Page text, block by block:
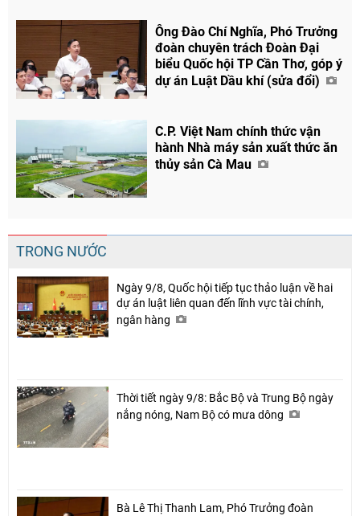
Ông Đào Chí Nghĩa, Phó Trưởng
đoàn chuyên trách Đoàn Đại
biểu Quốc hội TP Cần Thơ, góp ý
dự án Luật Dầu khí (sửa đổi)
C.P. Việt Nam chính thức vận
hành Nhà máy sản xuất thức ăn
thủy sản Cà Mau
TRONG NƯỚC
Ngày 9/8, Quốc hội tiếp tục thảo luận về hai
dự án luật liên quan đến lĩnh vực tài chính,
ngân hàng
Thời tiết ngày 9/8: Bắc Bộ và Trung Bộ ngày
nắng nóng, Nam Bộ có mưa dông
Bà Lê Thị Thanh Lam, Phó Trưởng đoàn